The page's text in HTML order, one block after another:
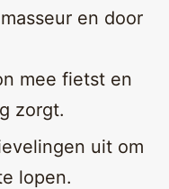
en door
mee fietst en
zorgt.
uit om
lopen.